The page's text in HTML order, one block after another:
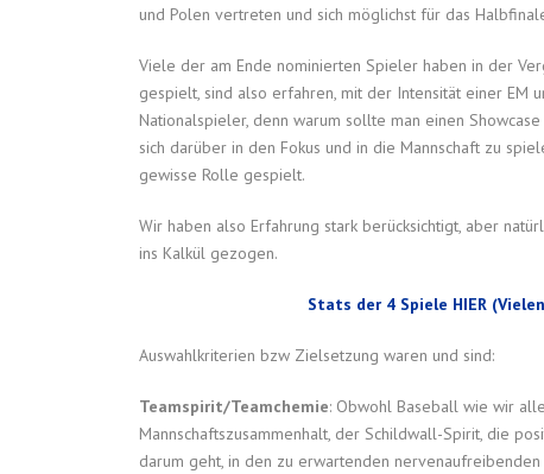
und Polen vertreten und sich möglichst für das
Viele der am Ende nominierten Spieler haben in der
gespielt, sind also erfahren, mit der Intensität einer EM
Nationalspieler, denn warum sollte man einen
sich darüber in den Fokus und in die Mannschaft zu
gewisse Rolle gespielt.
Wir haben also Erfahrung stark berücksichtigt, aber
ins Kalkül gezogen.
Stats der 4 Spiele HIER
Auswahlkriterien bzw Zielsetzung waren und sind:
Teamspirit/Teamchemie: Obwohl Baseball wie wir
Mannschaftszusammenhalt, der Schildwall-Spirit, die
darum geht, in den zu erwartenden nervenaufreibenden